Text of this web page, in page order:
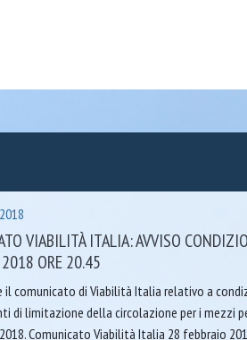
VIABILITÀ ITALIA: AVVISO
2018 ORE 20.45
comunicato di Viabilità Italia relativo a
di limitazione della circolazione per i mezzi
Comunicato Viabilità Italia 28 febbraio